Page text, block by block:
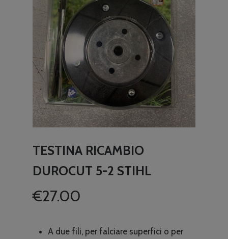
TESTINA RICAMBIO
DUROCUT 5-2 STIHL
€27.00
A due fili, per falciare superfici o per